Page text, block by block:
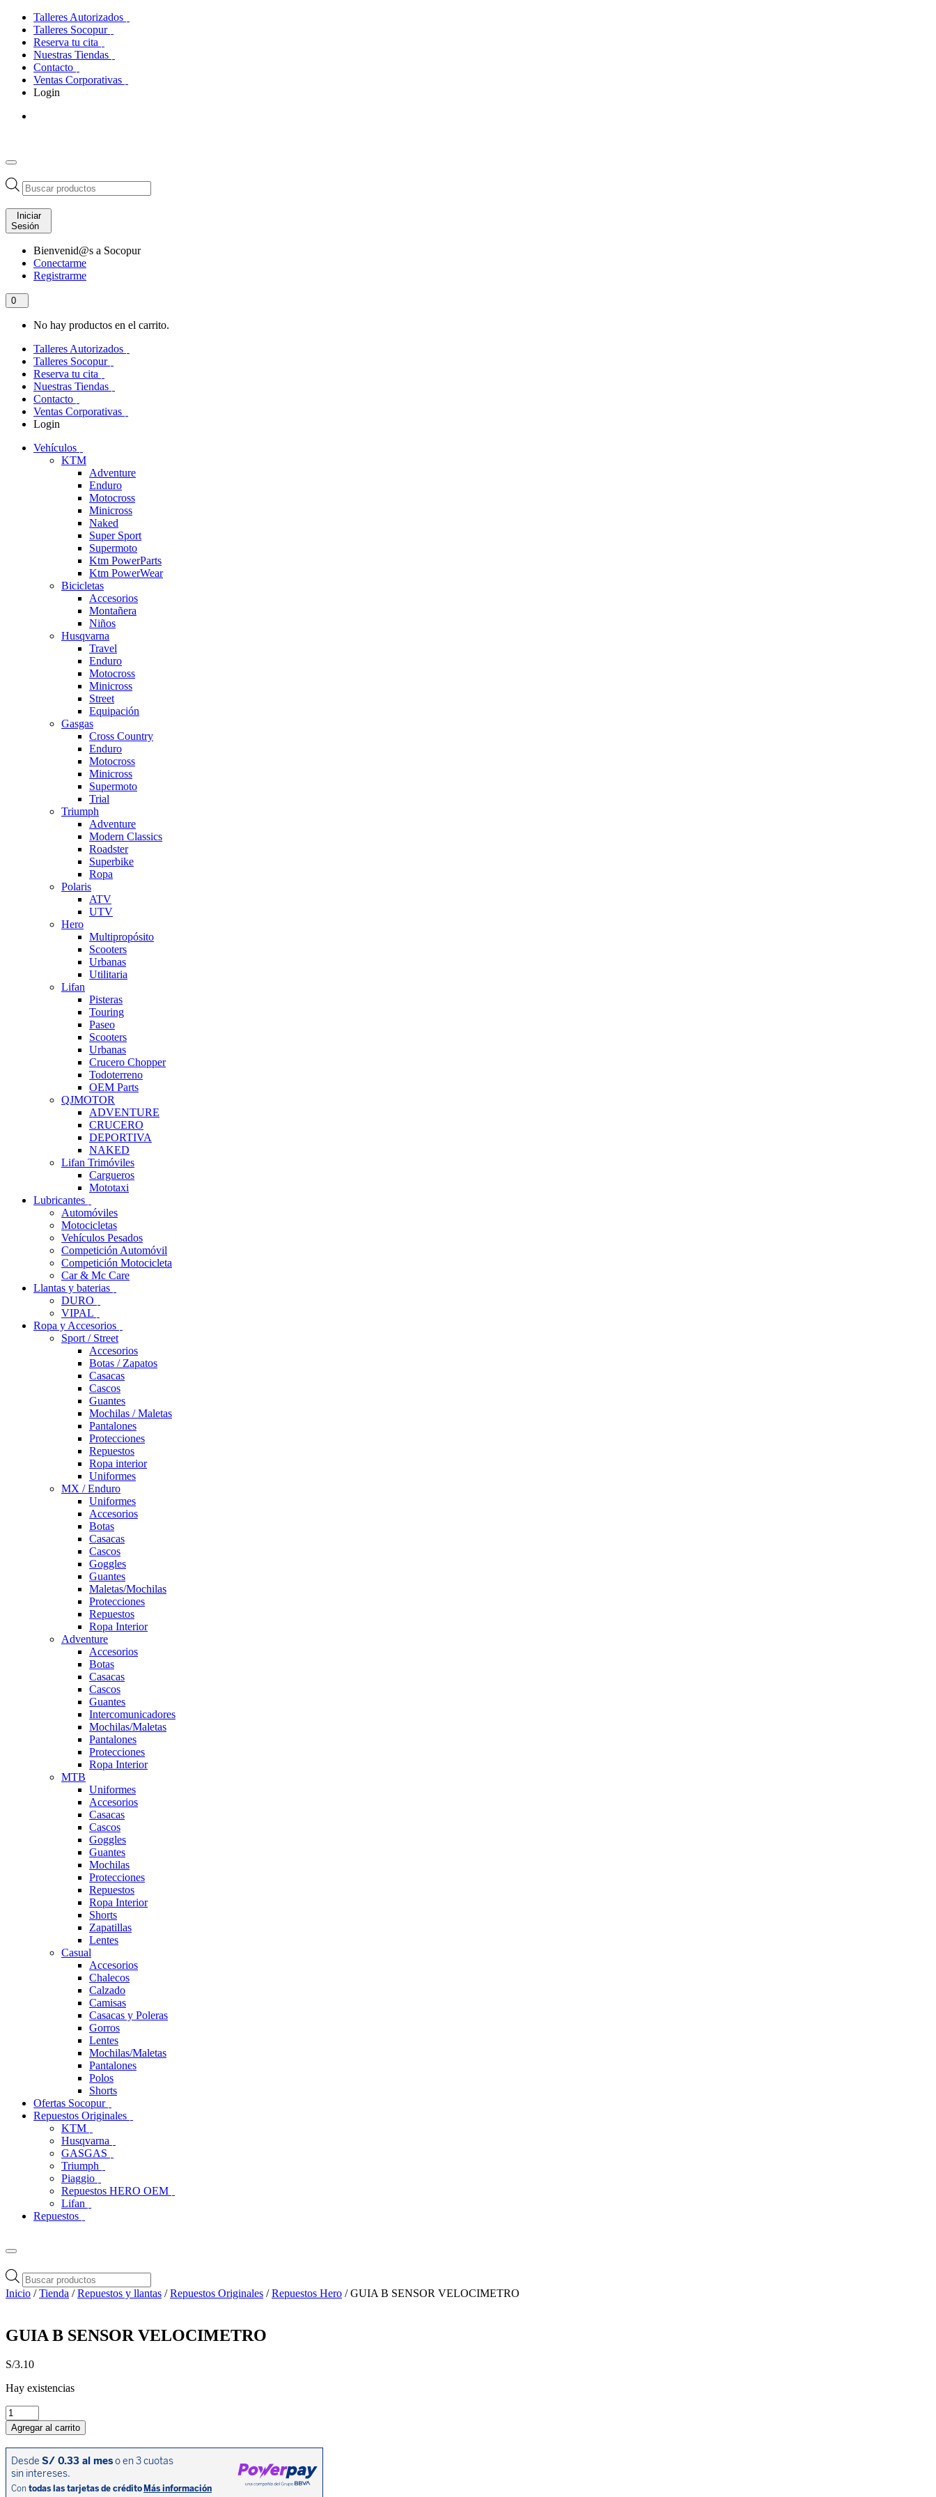
Talleres Autorizados
Talleres Socopur
Reserva tu cita
Nuestras Tiendas
Contacto
Ventas Corporativas
Login
Búsqueda
de
productos
Iniciar
Sesión
Bienvenid@s a Socopur
Conectarme
Registrarme
0
No hay productos en el carrito.
Talleres Autorizados
Talleres Socopur
Reserva tu cita
Nuestras Tiendas
Contacto
Ventas Corporativas
Login
Vehículos
KTM
Adventure
Enduro
Motocross
Minicross
Naked
Super Sport
Supermoto
Ktm PowerParts
Ktm PowerWear
Bicicletas
Accesorios
Montañera
Niños
Husqvarna
Travel
Enduro
Motocross
Minicross
Street
Equipación
Gasgas
Cross Country
Enduro
Motocross
Minicross
Supermoto
Trial
Triumph
Adventure
Modern Classics
Roadster
Superbike
Ropa
Polaris
ATV
UTV
Hero
Multipropósito
Scooters
Urbanas
Utilitaria
Lifan
Pisteras
Touring
Paseo
Scooters
Urbanas
Crucero Chopper
Todoterreno
OEM Parts
QJMOTOR
ADVENTURE
CRUCERO
DEPORTIVA
NAKED
Lifan Trimóviles
Cargueros
Mototaxi
Lubricantes
Automóviles
Motocicletas
Vehículos Pesados
Competición Automóvil
Competición Motocicleta
Car & Mc Care
Llantas y baterias
DURO
VIPAL
Ropa y Accesorios
Sport / Street
Accesorios
Botas / Zapatos
Casacas
Cascos
Guantes
Mochilas / Maletas
Pantalones
Protecciones
Repuestos
Ropa interior
Uniformes
MX / Enduro
Uniformes
Accesorios
Botas
Casacas
Cascos
Goggles
Guantes
Maletas/Mochilas
Protecciones
Repuestos
Ropa Interior
Adventure
Accesorios
Botas
Casacas
Cascos
Guantes
Intercomunicadores
Mochilas/Maletas
Pantalones
Protecciones
Ropa Interior
MTB
Uniformes
Accesorios
Casacas
Cascos
Goggles
Guantes
Mochilas
Protecciones
Repuestos
Ropa Interior
Shorts
Zapatillas
Lentes
Casual
Accesorios
Chalecos
Calzado
Camisas
Casacas y Poleras
Gorros
Lentes
Mochilas/Maletas
Pantalones
Polos
Shorts
Ofertas Socopur
Repuestos Originales
KTM
Husqvarna
GASGAS
Triumph
Piaggio
Repuestos HERO OEM
Lifan
Repuestos
Búsqueda
de
productos
Inicio /Tienda /Repuestos y llantas /Repuestos Originales /Repuestos Hero / GUIA B SENSOR VELOCIMETRO
GUIA B SENSOR VELOCIMETRO
S/3.10
Hay existencias
GUIA
B
SENSOR
VELOCIMETRO
cantidad
Agregar al carrito